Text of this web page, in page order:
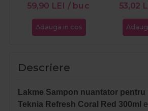
59,90 LEI / buc
Adauga in cos
53,02
Descriere
Lakme Sampon nuantator
Teknia Refresh Coral Red 300ml